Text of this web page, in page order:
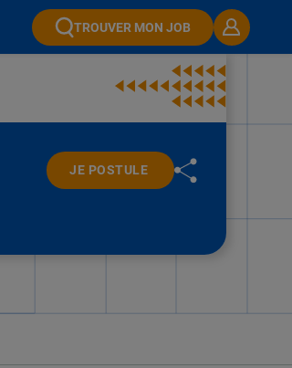
TROUVER MON JOB
JE POSTULE